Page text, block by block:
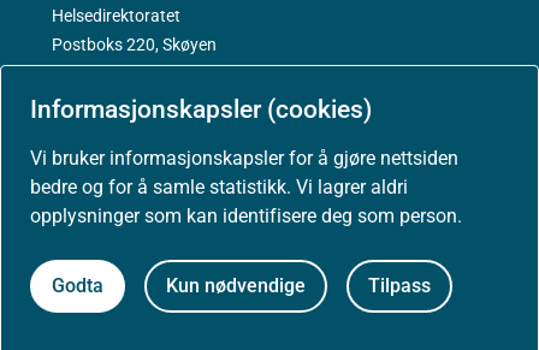
Informasjonskapsler (cookies)
Vi bruker informasjonskapsler for å gjøre nettsiden
bedre og for å samle statistikk. Vi lagrer aldri
opplysninger som kan identifisere deg som person.
Godta Kun nødvendige Tilpass
Helsedirektoratet
Postboks 220, Skøyen
Aktuelt
Nyheter